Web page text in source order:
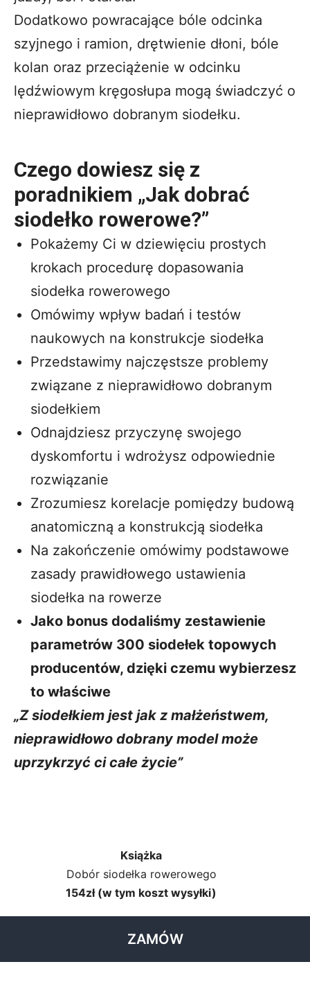
Dodatkowo powracające bóle odcinka
szyjnego i ramion, drętwienie dłoni, bóle
kolan oraz przeciążenie w odcinku
lędźwiowym kręgosłupa mogą świadczyć o
nieprawidłowo dobranym siodełku.
Czego dowiesz się z
poradnikiem „Jak dobrać
siodełko rowerowe?”
Pokażemy Ci w dziewięciu prostych
krokach procedurę dopasowania
siodełka rowerowego
Omówimy wpływ badań i testów
naukowych na konstrukcje siodełka
Przedstawimy najczęstsze problemy
związane z nieprawidłowo dobranym
siodełkiem
Odnajdziesz przyczynę swojego
dyskomfortu i wdrożysz odpowiednie
rozwiązanie
Zrozumiesz korelacje pomiędzy budową
anatomiczną a konstrukcją siodełka
Na zakończenie omówimy podstawowe
zasady prawidłowego ustawienia
siodełka na rowerze
Jako bonus dodaliśmy zestawienie
parametrów 300 siodełek topowych
producentów, dzięki czemu wybierzesz
to właściwe
„Z siodełkiem jest jak z małżeństwem,
nieprawidłowo dobrany model może
uprzykrzyć ci całe życie”
Książka
Dobór siodełka rowerowego
154zł (w tym koszt wysyłki)
ZAMÓW